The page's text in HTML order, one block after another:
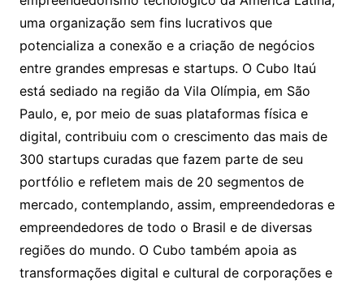
uma organização sem fins lucrativos que
potencializa a conexão e a criação de negócios
entre grandes empresas e startups. O Cubo Itaú
está sediado na região da Vila Olímpia, em São
Paulo, e, por meio de suas plataformas física e
digital, contribuiu com o crescimento das mais de
300 startups curadas que fazem parte de seu
portfólio e refletem mais de 20 segmentos de
mercado, contemplando, assim, empreendedoras e
empreendedores de todo o Brasil e de diversas
regiões do mundo. O Cubo também apoia as
transformações digital e cultural de corporações e